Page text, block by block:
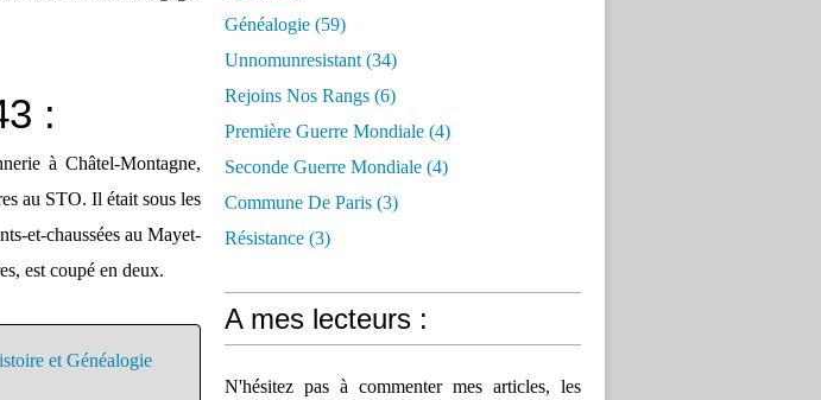
:
à Châtel-Montagne,
au STO. Il était sous les
et-chaussées au Mayet-
est coupé en deux.
Généalogie (59)
Unnomunresistant (34)
Rejoins Nos Rangs (6)
Première Guerre Mondiale (4)
Seconde Guerre Mondiale (4)
Commune De Paris (3)
Résistance (3)
A mes lecteurs :
N'hésitez pas à commenter mes articles, les